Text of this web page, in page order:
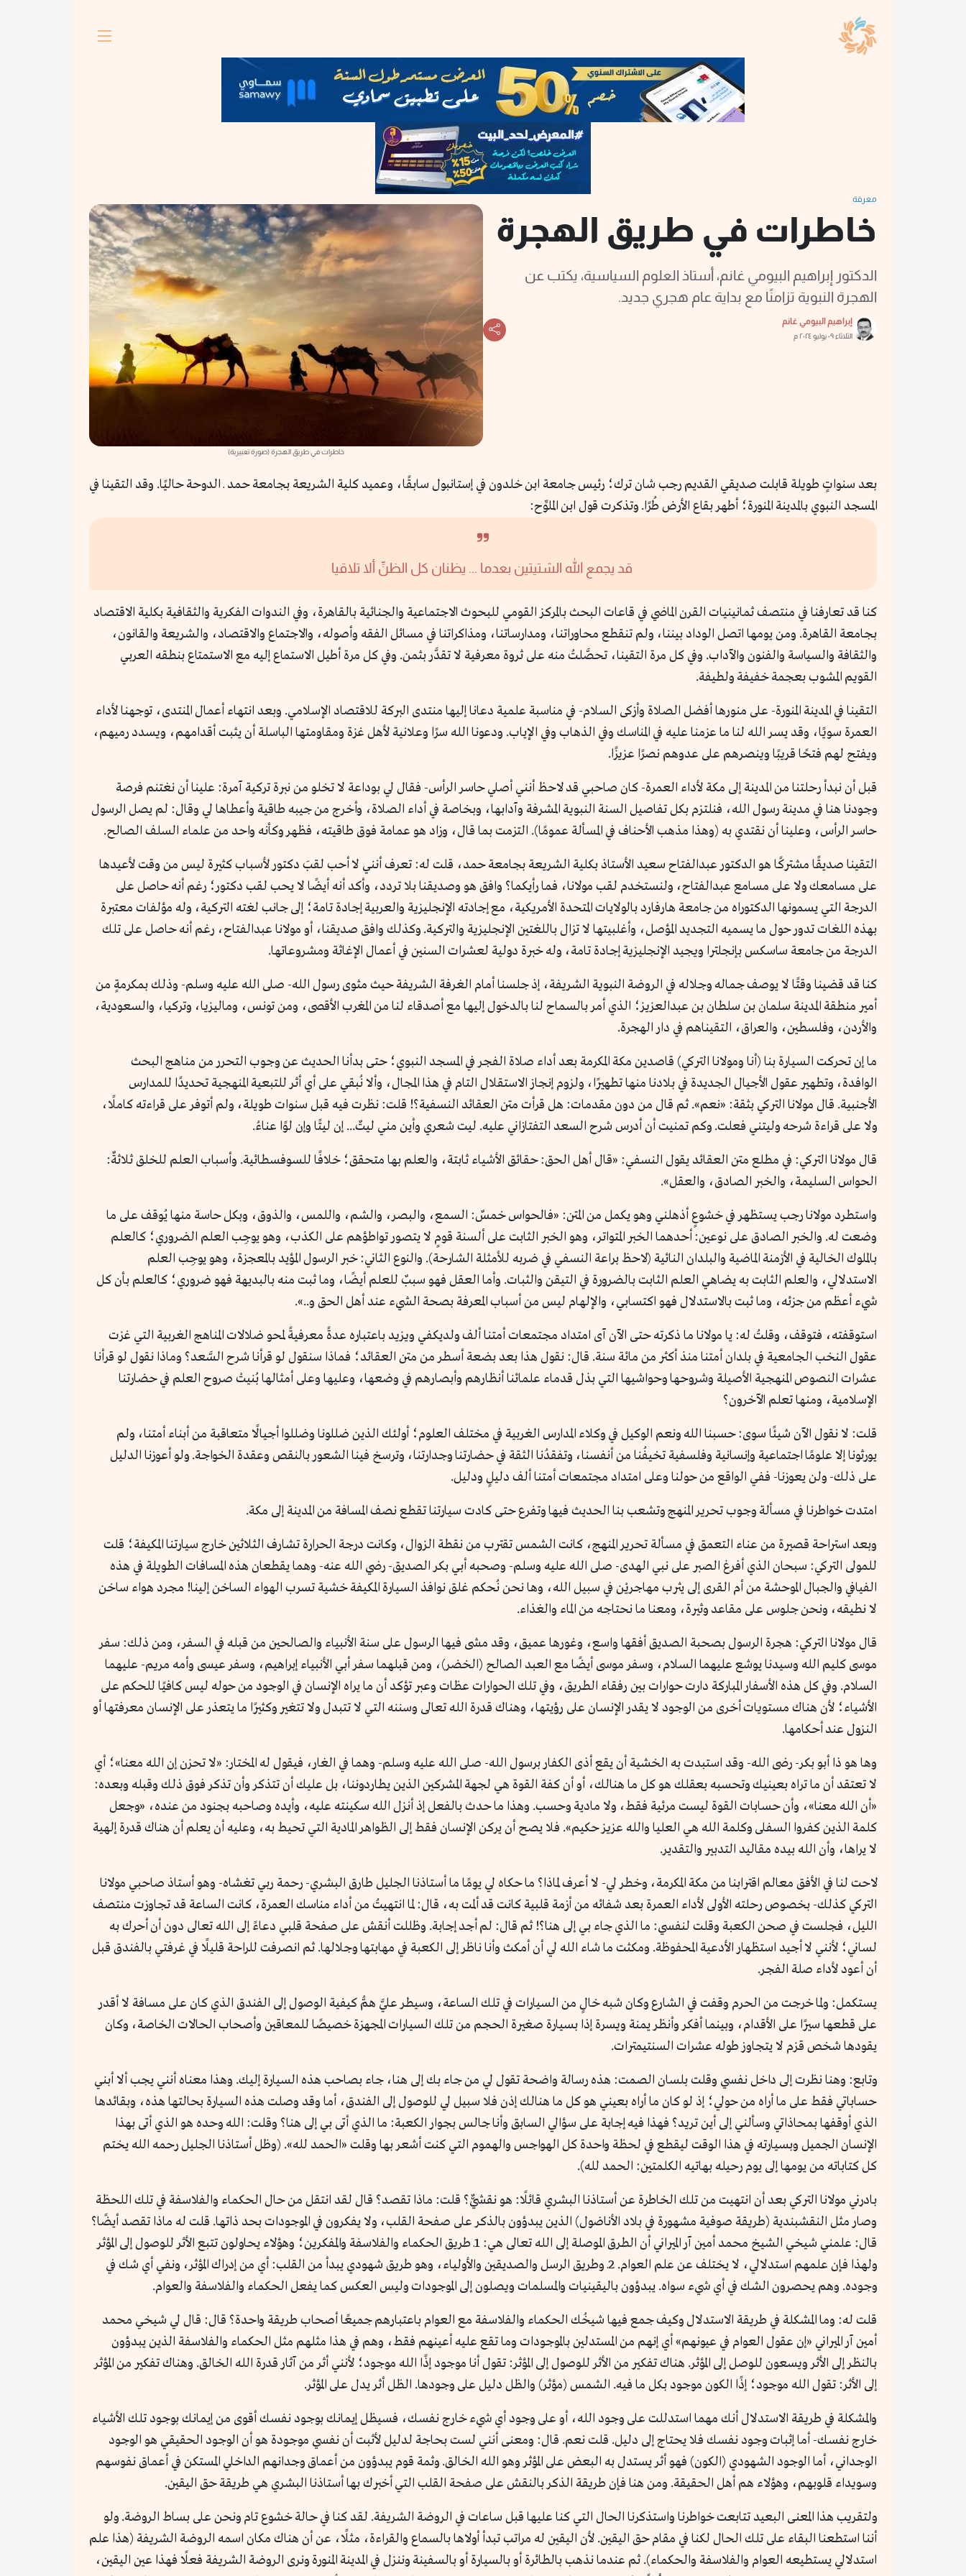
معرفة
خاطرات في طريق الهجرة
الدكتور إبراهيم البيومي غانم، أستاذ العلوم السياسية، يكتب عن
الهجرة النبوية تزامنًا مع بداية عام هجري جديد.
إبراهيم البيومي غانم
الثلاثاء ٠٩ يوليو ٢٠٢٤ م
خاطرات في طريق الهجرة (صورة تعبيرية)
بعد سنواتٍ طويلة قابلت صديقي القديم رجب شان ترك؛ رئيس جامعة ابن خلدون في إستانبول سابقًا، وعميد كلية الشريعة بجامعة حمد ـ الدوحة حاليًا. وقد التقينا في
المسجد النبوي بالمدينة المنورة؛ أطهر بقاع الأرض طُرًا. وتذكرت قول ابن الملوِّح:
قد يجمع الله الشتيتين بعدما ... يظنان كل الظنِّ ألا تلاقيا
كنا قد تعارفنا في منتصف ثمانينيات القرن الماضي في قاعات البحث بالمركز القومي للبحوث الاجتماعية والجنائية بالقاهرة، وفي الندوات الفكرية والثقافية بكلية الاقتصاد
بجامعة القاهرة. ومن يومها اتصل الوداد بيننا، ولم تنقطع محاوراتنا، ومدارساتنا، ومذاكراتنا في مسائل الفقه وأصوله، والاجتماع والاقتصاد، والشريعة والقانون،
والثقافة والسياسة والفنون والآداب. وفي كل مرة التقينا، تحصَّلتُ منه على ثروة معرفية لا تقدَّر بثمن. وفي كل مرة أطيل الاستماع إليه مع الاستمتاع بنطقه العربي
القويم المشوب بعجمة خفيفة ولطيفة.
التقينا في المدينة المنورة- على منورها أفضل الصلاة وأزكى السلام- في مناسبة علمية دعانا إليها منتدى البركة للاقتصاد الإسلامي. وبعد انتهاء أعمال المنتدى، توجهنا لأداء
العمرة سويًا، وقد يسر الله لنا ما عزمنا عليه في المناسك وفي الذهاب وفي الإياب. ودعونا الله سرًا وعلانية لأهل غزة ومقاومتها الباسلة أن يثبت أقدامهم، ويسدد رميهم،
ويفتح لهم فتحًا قريبًا وينصرهم على عدوهم نصرًا عزيزًا.
قبل أن نبدأ رحلتنا من المدينة إلى مكة لأداء العمرة- كان صاحبي قد لاحظ أنني أصلي حاسر الرأس- فقال لي بوداعة لا تخلو من نبرة تركية آمرة: علينا أن نغتنم فرصة
وجودنا هنا في مدينة رسول الله، فنلتزم بكل تفاصيل السنة النبوية المشرفة وآدابها، وبخاصة في أداء الصلاة، وأخرج من جيبه طاقية وأعطاها لي وقال: لم يصل الرسول
حاسر الرأس، وعلينا أن نقتدي به (وهذا مذهب الأحناف في المسألة عمومًا). التزمت بما قال، وزاد هو عمامة فوق طاقيته، فظهر وكأنه واحد من علماء السلف الصالح.
التقينا صديقًا مشتركًا هو الدكتور عبدالفتاح سعيد الأستاذ بكلية الشريعة بجامعة حمد، قلت له: تعرف أنني لا أحب لقبَ دكتور لأسباب كثيرة ليس من وقت لأعيدها
على مسامعك ولا على مسامع عبدالفتاح، ولنستخدم لقب مولانا، فما رأيكما؟ وافق هو وصديقنا بلا تردد، وأكد أنه أيضًا لا يحب لقب دكتور؛ رغم أنه حاصل على
الدرجة التي يسمونها الدكتوراه من جامعة هارفارد بالولايات المتحدة الأمريكية، مع إجادته الإنجليزية والعربية إجادة تامة؛ إلى جانب لغته التركية، وله مؤلفات معتبرة
بهذه اللغات تدور حول ما يسميه التجديد المؤصل، وأغلبيتها لا تزال باللغتين الإنجليزية والتركية. وكذلك وافق صديقنا، أو مولانا عبدالفتاح، رغم أنه حاصل على تلك
الدرجة من جامعة ساسكس بإنجلترا ويجيد الإنجليزية إجادة تامة، وله خبرة دولية لعشرات السنين في أعمال الإغاثة ومشروعاتها.
كنا قد قضينا وقتًا لا يوصف جماله وجلاله في الروضة النبوية الشريفة، إذ جلسنا أمام الغرفة الشريفة حيث مثوى رسول الله- صلى الله عليه وسلم- وذلك بمكرمةٍ من
أمير منطقة المدينة سلمان بن سلطان بن عبدالعزيز؛ الذي أمر بالسماح لنا بالدخول إليها مع أصدقاء لنا من المغرب الأقصى، ومن تونس، وماليزيا، وتركيا، والسعودية،
والأردن، وفلسطين، والعراق، التقيناهم في دار الهجرة.
ما إن تحركت السيارة بنا (أنا ومولانا التركي) قاصدين مكة المكرمة بعد أداء صلاة الفجر في المسجد النبوي؛ حتى بدأنا الحديث عن وجوب التحرر من مناهج البحث
الوافدة، وتطهير عقول الأجيال الجديدة في بلادنا منها تطهيرًا، ولزوم إنجاز الاستقلال التام في هذا المجال، وألا نُبقي على أي أثر للتبعية المنهجية تحديدًا للمدارس
الأجنبية. قال مولانا التركي بثقة: «نعم». ثم قال من دون مقدمات: هل قرأت متن العقائد النسفية؟! قلت: نظرت فيه قبل سنوات طويلة، ولم أتوفر على قراءته كاملًا،
ولا على قراءة شرحه وليتني فعلت. وكم تمنيت أن أدرس شرح السعد التفتازاني عليه. ليت شعري وأين مني ليتٌ... إن ليتًا وإن لوًا عناءُ.
قال مولانا التركي: في مطلع متن العقائد يقول النسفي: «قال أهل الحق: حقائق الأشياء ثابتة، والعلم بها متحقق؛ خلافًا للسوفسطائية. وأسباب العلم للخلق ثلاثةٌ:
الحواس السليمة، والخبر الصادق، والعقل».
واستطرد مولانا رجب يستظهر في خشوعٍ أذهلني وهو يكمل من المتن: «فالحواس خمسٌ: السمع، والبصر، والشم، واللمس، والذوق، وبكل حاسة منها يُوقف على ما
وضعت له. والخبر الصادق على نوعين: أحدهما الخبر المتواتر، وهو الخبر الثابت على ألسنة قومٍ لا يتصور تواطؤهم على الكذب، وهو يوجِب العلم الضروري؛ كالعلم
بالملوك الخالية في الأزمنة الماضية والبلدان النائية (لاحظ براعة النسفي في ضربه للأمثلة الشارحة). والنوع الثاني: خبر الرسول المؤيد بالمعجزة، وهو يوجِب العلم
الاستدلالي، والعلم الثابت به يضاهي العلم الثابت بالضرورة في التيقن والثبات. وأما العقل فهو سببٌ للعلم أيضًا، وما ثبت منه بالبديهة فهو ضروري؛ كالعلم بأن كل
شيء أعظم من جزئه، وما ثبت بالاستدلال فهو اكتسابي، والإلهام ليس من أسباب المعرفة بصحة الشيء عند أهل الحق و..».
استوقفته، فتوقف، وقلتُ له: يا مولانا ما ذكرته حتى الآن آى امتداد مجتمعات أمتنا ألف ولديكفي ويزيد باعتباره عدةً معرفيةً لمحو ضلالات المناهج الغربية التي غزت
عقول النخب الجامعية في بلدان أمتنا منذ أكثر من مائة سنة. قال: نقول هذا بعد بضعة أسطر من متن العقائد؛ فماذا سنقول لو قرأنا شرح السَّعد؟ وماذا نقول لو قرأنا
عشرات النصوص المنهجية الأصيلة وشروحها وحواشيها التي بذل قدماء علمائنا أنظارهم وأبصارهم في وضعها، وعليها وعلى أمثالها بُنيتْ صروح العلم في حضارتنا
الإسلامية، ومنها تعلم الآخرون؟
قلت: لا نقول الآن شيئًا سوى: حسبنا الله ونعم الوكيل في وكلاء المدارس الغربية في مختلف العلوم؛ أولئك الذين ضللونا وضللوا أجيالًا متعاقبة من أبناء أمتنا، ولم
يورثونا إلا علومًا اجتماعية وإنسانية وفلسفية تخيفُنا من أنفسنا، وتفقدُنا الثقة في حضارتنا وجدارتنا، وترسخ فينا الشعور بالنقص وعقدة الخواجة. ولو أعوزنا الدليل
على ذلك- ولن يعوزنا- ففي الواقع من حولنا وعلى امتداد مجتمعات أمتنا ألف دليلٍ ودليل.
امتدت خواطرنا في مسألة وجوب تحرير المنهج وتشعب بنا الحديث فيها وتفرع حتى كادت سيارتنا تقطع نصف المسافة من المدينة إلى مكة.
وبعد استراحة قصيرة من عناء التعمق في مسألة تحرير المنهج، كانت الشمس تقترب من نقطة الزوال، وكانت درجة الحرارة تشارف الثلاثين خارج سيارتنا المكيفة؛ قلت
للمولى التركي: سبحان الذي أفرغ الصبر على نبي الهدى- صلى الله عليه وسلم- وصحبه أبي بكر الصديق- رضي الله عنه- وهما يقطعان هذه المسافات الطويلة في هذه
الفيافي والجبال الموحشة من أم القرى إلى يثرب مهاجريْن في سبيل الله، وها نحن نُحكم غلق نوافذ السيارة المكيفة خشية تسرب الهواء الساخن إلينا! مجرد هواء ساخن
لا نطيقه، ونحن جلوس على مقاعد وثيرة، ومعنا ما نحتاجه من الماء والغذاء.
قال مولانا التركي: هجرة الرسول بصحبة الصديق أفقها واسع، وغورها عميق، وقد مشى فيها الرسول على سنة الأنبياء والصالحين من قبله في السفر، ومن ذلك: سفر
موسى كليم الله وسيدنا يوشع عليهما السلام، وسفر موسى أيضًا مع العبد الصالح (الخضر)، ومن قبلهما سفر أبي الأنبياء إبراهيم، وسفر عيسى وأمه مريم- عليهما
السلام. وفي كل هذه الأسفار المباركة دارت حوارات بين رفقاء الطريق، وفي تلك الحوارات عظات وعبر تؤكد أن ما يراه الإنسان في الوجود من حوله ليس كافيًا للحكم على
الأشياء؛ لأن هناك مستويات أخرى من الوجود لا يقدر الإنسان على رؤيتها، وهناك قدرة الله تعالى وسننه التي لا تتبدل ولا تتغير وكثيرًا ما يتعذر على الإنسان معرفتها أو
النزول عند أحكامها.
وها هو ذا أبو بكر- رضى الله- وقد استبدت به الخشية أن يقع أذى الكفار برسول الله- صلى الله عليه وسلم- وهما في الغار، فيقول له المختار: «لا تحزن إن الله معنا»؛ أي
لا تعتقد أن ما تراه بعينيك وتحسبه بعقلك هو كل ما هنالك، أو أن كفة القوة هي لجهة المشركين الذين يطاردوننا، بل عليك أن تتذكر وأن تذكر فوق ذلك وقبله وبعده:
«أن الله معنا»، وأن حسابات القوة ليست مرئية فقط، ولا مادية وحسب. وهذا ما حدث بالفعل إذ أنزل الله سكينته عليه، وأيده وصاحبه بجنود من عنده، «وجعل
كلمة الذين كفروا السفلى وكلمة الله هي العليا والله عزيز حكيم». فلا يصح أن يركن الإنسان فقط إلى الظواهر المادية التي تحيط به، وعليه أن يعلم أن هناك قدرة إلهية
لا يراها، وأن الله بيده مقاليد التدبير والتقدير.
لاحت لنا في الأفق معالم اقترابنا من مكة المكرمة، وخطر لي- لا أعرف لماذا؟ ما حكاه لي يومًا ما أستاذنا الجليل طارق البشري- رحمة ربي تغشاه- وهو أستاذ صاحبي مولانا
التركي كذلك- بخصوص رحلته الأولى لأداء العمرة بعد شفائه من أزمة قلبية كانت قد ألمت به، قال: لما انتهيتُ من أداء مناسك العمرة، كانت الساعة قد تجاوزت منتصف
الليل، فجلست في صحن الكعبة وقلت لنفسي: ما الذي جاء بي إلى هنا؟! ثم قال: لم أجد إجابة. وظللت أنقش على صفحة قلبي دعاءً إلى الله تعالى دون أن أحرك به
لساني؛ لأنني لا أجيد استظهار الأدعية المحفوظة. ومكثت ما شاء الله لي أن أمكث وأنا ناظر إلى الكعبة في مهابتها وجلالها. ثم انصرفت للراحة قليلًا في غرفتي بالفندق قبل
أن أعود لأداء صلة الفجر.
يستكمل: ولما خرجت من الحرم وقفت في الشارع وكان شبه خالٍ من السيارات في تلك الساعة، وسيطر عليَّ همُّ كيفية الوصول إلى الفندق الذي كان على مسافة لا أقدر
على قطعها سيرًا على الأقدام، وبينما أفكر وأنظر يمنة ويسرة إذا بسيارة صغيرة الحجم من تلك السيارات المجهزة خصيصًا للمعاقين وأصحاب الحالات الخاصة، وكان
يقودها شخص قزم لا يتجاوز طوله عشرات السنتيمترات.
وتابع: وهنا نظرت إلى داخل نفسي وقلت بلسان الصمت: هذه رسالة واضحة تقول لي من جاء بك إلى هنا، جاء بصاحب هذه السيارة إليك. وهذا معناه أنني يجب ألا أبني
حساباتي فقط على ما أراه من حولي؛ إذ لو كان ما أراه بعيني هو كل ما هنالك إذن فلا سبيل لي للوصول إلى الفندق، أما وقد وصلت هذه السيارة بحالتها هذه، وبقائدها
الذي أوقفها بمحاذاتي وسألني إلى أين تريد؟ فهذا فيه إجابة على سؤالي السابق وأنا جالس بجوار الكعبة: ما الذي أتى بي إلى هنا؟ وقلت: الله وحده هو الذي أتى بهذا
الإنسان الجميل وبسيارته في هذا الوقت ليقطع في لحظة واحدة كل الهواجس والهموم التي كنت أشعر بها وقلت «الحمد لله». (وظل أستاذنا الجليل رحمه الله يختم
كل كتاباته من يومها إلى يوم رحيله بهاتيه الكلمتين: الحمد لله).
بادرني مولانا التركي بعد أن انتهيت من تلك الخاطرة عن أستاذنا البشري قائلًا: هو نقشيٌّ؟ قلت: ماذا تقصد؟ قال لقد انتقل من حال الحكماء والفلاسفة في تلك اللحظة
وصار مثل النقشبندية (طريقة صوفية مشهورة في بلاد الأناضول) الذين يبدؤون بالذكر على صفحة القلب، ولا يفكرون في الموجودات بحد ذاتها. قلت له ماذا تقصد أيضًا؟
قال: علمني شيخي الشيخ محمد أمين آر الميراني أن الطرق الموصلة إلى الله تعالى هي: 1ـ طريق الحكماء والفلاسفة والمفكرين؛ وهؤلاء يحاولون تتبع الأثر للوصول إلى المؤثر
ولهذا فإن علمهم استدلالي، لا يختلف عن علم العوام. 2ـ وطريق الرسل والصديقين والأولياء، وهو طريق شهودي يبدأ من القلب: أي من إدراك المؤثر، ونفي أي شك في
وجوده. وهم يحصرون الشك في أي شيء سواه. يبدؤون باليقينيات والمسلمات ويصلون إلى الموجودات وليس العكس كما يفعل الحكماء والفلاسفة والعوام.
قلت له: وما المشكلة في طريقة الاستدلال وكيف جمع فيها شيخُك الحكماء والفلاسفة مع العوام باعتبارهم جميعًا أصحاب طريقة واحدة؟ قال: قال لي شيخي محمد
أمين آر الميراني «إن عقول العوام في عيونهم» أي إنهم من المستدلين بالموجودات وما تقع عليه أعينهم فقط، وهم في هذا مثلهم مثل الحكماء والفلاسفة الذين يبدؤون
بالنظر إلى الأثر ويسعون للوصل إلى المؤثر. هناك تفكير من الأثر للوصول إلى المؤثر: تقول أنا موجود إذًا الله موجود؛ لأنني أثر من آثار قدرة الله الخالق. وهناك تفكير من المؤثر
إلى الأثر: تقول الله موجود؛ إذًا الكون موجود بكل ما فيه. الشمس (مؤثر) والظل دليل على وجودها. الظل أثر يدل على المؤثر.
والمشكلة في طريقة الاستدلال أنك مهما استدللت على وجود الله، أو على وجود أي شيء خارج نفسك، فسيظل إيمانك بوجود نفسك أقوى من إيمانك بوجود تلك الأشياء
خارج نفسك- أما إثبات وجود نفسك فلا يحتاج إلى دليل. قلت نعم. قال: ومعنى أنني لست بحاجة لدليل لأثبت أن نفسي موجودة هو أن الوجود الحقيقي هو الوجود
الوجداني، أما الوجود الشهودي (الكون) فهو أثر يستدل به البعض على المؤثر وهو الله الخالق. وثمة قوم يبدؤون من أعماق وجدانهم الداخلي المستكن في أعماق نفوسهم
وسويداء قلوبهم، وهؤلاء هم أهل الحقيقة. ومن هنا فإن طريقة الذكر بالنقش على صفحة القلب التي أخبرك بها أستاذنا البشري هي طريقة حق اليقين.
ولتقريب هذا المعنى البعيد تتابعت خواطرنا واستذكرنا الحال التي كنا عليها قبل ساعات في الروضة الشريفة. لقد كنا في حالة خشوع تام ونحن على بساط الروضة. ولو
أننا استطعنا البقاء على تلك الحال لكنا في مقام حق اليقين. لأن اليقين له مراتب تبدأ أولاها بالسماع والقراءة، مثلًا، عن أن هناك مكان اسمه الروضة الشريفة (هذا علم
استدلالي يستطيعه العوام والفلاسفة والحكماء). ثم عندما نذهب بالطائرة أو بالسيارة أو بالسفينة وننزل في المدينة المنورة ونرى الروضة الشريفة فعلًا فهذا عين اليقين،